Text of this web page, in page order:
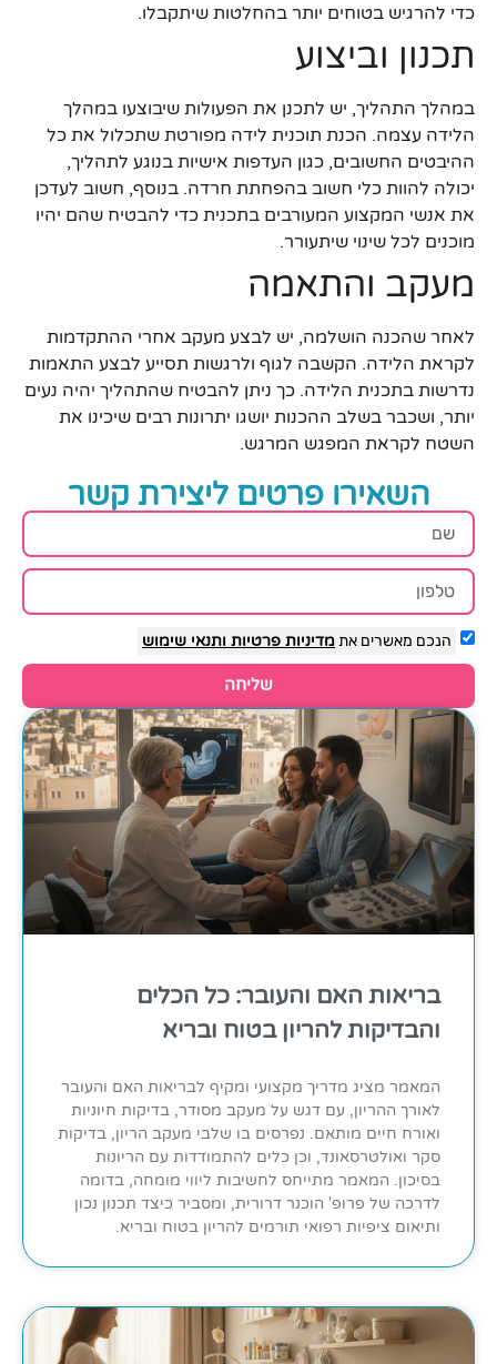
כדי להרגיש בטוחים יותר בהחלטות שיתקבלו.
תכנון וביצוע
במהלך התהליך, יש לתכנן את הפעולות שיבוצעו במהלך
הלידה עצמה. הכנת תוכנית לידה מפורטת שתכלול את כל
ההיבטים החשובים, כגון העדפות אישיות בנוגע לתהליך,
יכולה להוות כלי חשוב בהפחתת חרדה. בנוסף, חשוב לעדכן
את אנשי המקצוע המעורבים בתכנית כדי להבטיח שהם יהיו
מוכנים לכל שינוי שיתעורר.
מעקב והתאמה
לאחר שהכנה הושלמה, יש לבצע מעקב אחרי ההתקדמות
לקראת הלידה. הקשבה לגוף ולרגשות תסייע לבצע התאמות
נדרשות בתכנית הלידה. כך ניתן להבטיח שהתהליך יהיה נעים
יותר, ושכבר בשלב ההכנות יושגו יתרונות רבים שיכינו את
השטח לקראת המפגש המרגש.
השאירו פרטים ליצירת קשר
הנכם מאשרים אתמדיניות פרטיות ותנאי שימוש
שליחה
בריאות האם והעובר: כל הכלים
והבדיקות להריון בטוח ובריא
המאמר מציג מדריך מקצועי ומקיף לבריאות האם והעובר
לאורך ההריון, עם דגש על מעקב מסודר, בדיקות חיוניות
ואורח חיים מותאם. נפרסים בו שלבי מעקב הריון, בדיקות
סקר ואולטרסאונד, וכן כלים להתמודדות עם הריונות
בסיכון. המאמר מתייחס לחשיבות ליווי מומחה, בדומה
לדרכה של פרופ' הוכנר דרורית, ומסביר כיצד תכנון נכון
ותיאום ציפיות רפואי תורמים להריון בטוח ובריא.